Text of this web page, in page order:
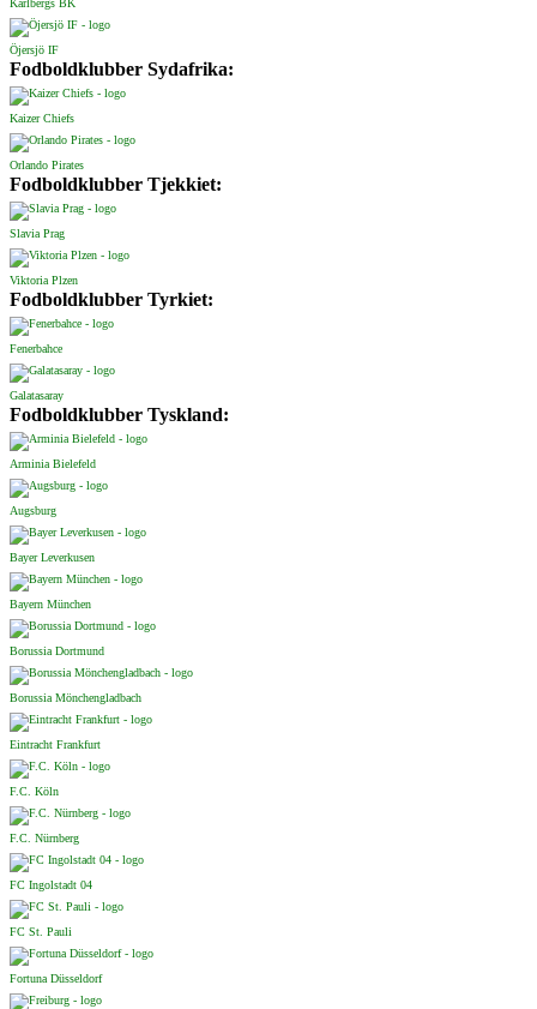
Karlbergs BK
Öjersjö IF
Fodboldklubber Sydafrika:
Kaizer Chiefs
Orlando Pirates
Fodboldklubber Tjekkiet:
Slavia Prag
Viktoria Plzen
Fodboldklubber Tyrkiet:
Fenerbahce
Galatasaray
Fodboldklubber Tyskland:
Arminia Bielefeld
Augsburg
Bayer Leverkusen
Bayern München
Borussia Dortmund
Borussia Mönchengladbach
Eintracht Frankfurt
F.C. Köln
F.C. Nürnberg
FC Ingolstadt 04
FC St. Pauli
Fortuna Düsseldorf